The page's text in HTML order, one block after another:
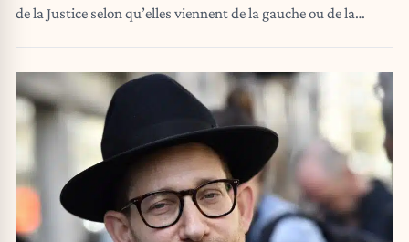
de la Justice selon qu’elles viennent de la gauche ou de la